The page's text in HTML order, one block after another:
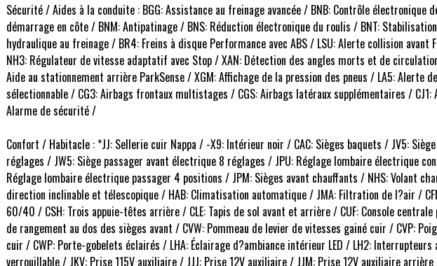
Sécurité / Aides à la conduite : BGG: Assistance au freinage avancée / BNB: Contrôle électronique
démarrage en côte / BNM: Antipatinage / BNS: Réduction électronique du roulis / BNT:
hydraulique au freinage / BR4: Freins à disque Performance avec ABS / LSU: Alerte collision
NH3: Régulateur de vitesse adaptatif avec Stop / XAN: Détection des angles morts et de
Aide au stationnement arrière ParkSense / XGM: Affichage de la pression des pneus / LA5: Alerte
sélectionnable / CG3: Airbags frontaux multistages / CGS: Airbags latéraux supplémentaires / CJ1:
Alarme de sécurité /
Confort / Habitacle : *JJ: Sellerie cuir Nappa / -X9: Intérieur noir / CAC: Sièges baquets / JV5:
réglages / JW5: Siège passager avant électrique 8 réglages / JPU: Réglage lombaire électrique
Réglage lombaire électrique passager 4 positions / JPM: Sièges avant chauffants / NHS: Volant
direction inclinable et télescopique / HAB: Climatisation automatique / JMA: Filtration de l?air /
60/40 / CSH: Trois appuie-têtes arrière / CLE: Tapis de sol avant et arrière / CUF: Console centrale
de rangement au dos des sièges avant / CVW: Pommeau de levier de vitesses gainé cuir / CVP:
cuir / CWP: Porte-gobelets éclairés / LHA: Éclairage d?ambiance intérieur LED / LH2:
verrouillable / JKV: Prise 115V auxiliaire / JJJ: Prise 12V auxiliaire / JJM: Prise 12V auxiliaire